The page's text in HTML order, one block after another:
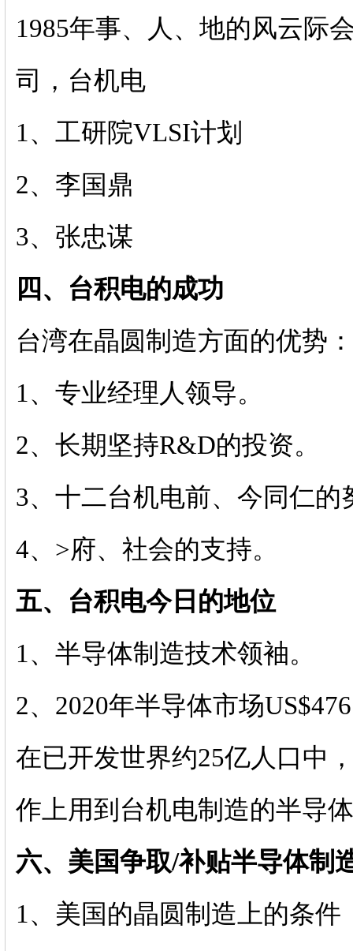
1985年事、人、地的风云
司，台机电
1、工研院VLSI计划
2、李国鼎
3、张忠谋
四、台积电的成功
台湾在晶圆制造方面的优势：
1、专业经理人领导。
2、长期坚持R&D的投资。
3、十二台机电前、今同仁的
4、>府、社会的支持。
五、台积电今日的地位
1、半导体制造技术领袖。
2、2020年半导体市场
在已开发世界约25亿人口中
作上用到台机电制造的半导
六、美国争取/补贴半导体制
1、美国的晶圆制造上的条件